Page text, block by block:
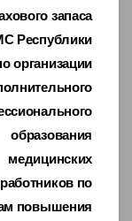
запаса
Республики
организации
образования
медицинских
работников по
повышения